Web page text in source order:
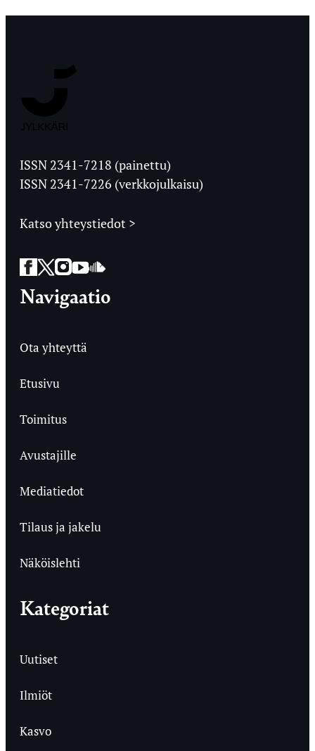
Ylioppilaslehti
ISSN 2341-7218 (painettu)
ISSN 2341-7226 (verkkojulkaisu)
Katso yhteystiedot >
Facebook
Twitter
Instagram
YouTube
SoundCloud
Navigaatio
Ota yhteyttä
Etusivu
Toimitus
Avustajille
Mediatiedot
Tilaus ja jakelu
Näköislehti
Kategoriat
Uutiset
Ilmiöt
Kasvo